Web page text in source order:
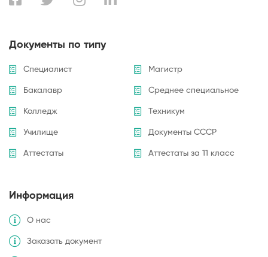
Документы по типу
Специалист Магистр
Бакалавр Среднее специальное
Колледж Техникум
Училище Документы СССР
Аттестаты Аттестаты за 11 класс
Информация
О нас
Заказать документ